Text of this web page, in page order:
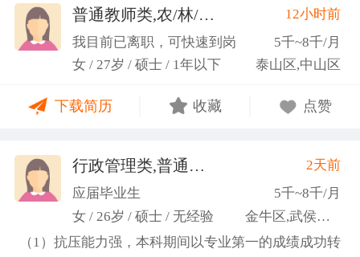
做事认真细心，具有较强的执行力、高度敬业精神、
良好的职业操 守和团队协作精神。
普通教师类,农/林/牧/渔业 (张卓璐)12小时前
我目前已离职，可快速到岗
5千~8千/月
女 / 27岁 / 硕士 / 1年以下
泰山区,中山区
下载简历 收藏 点赞
行政管理类,普通教师类
2天前
应届毕业生
5千~8千/月
女 / 26岁 / 硕士 / 无经验
金牛区,武侯区,青羊区
（1）抗压能力强，本科期间以专业第一的成绩成功转